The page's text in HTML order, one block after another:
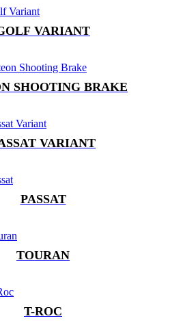
VARIANT
SHOOTING BRAKE
VARIANT
PASSAT
TOURAN
T-ROC